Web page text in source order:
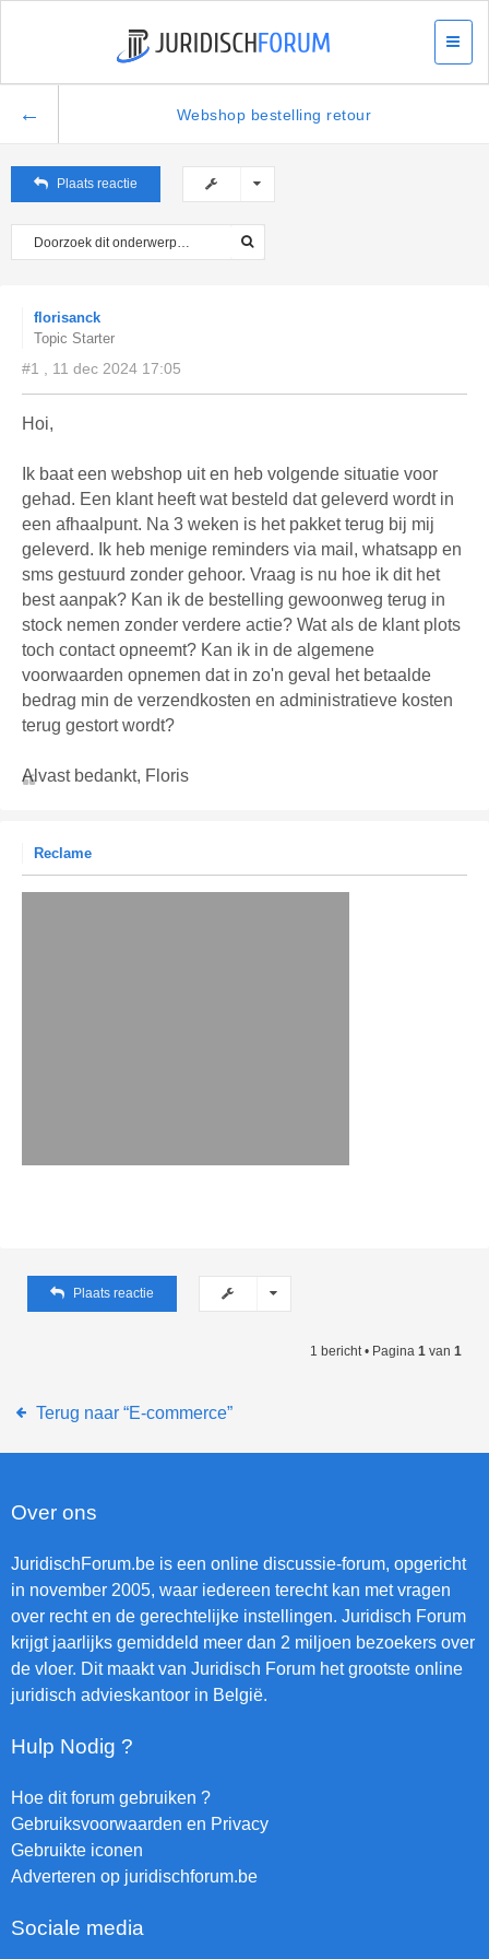
← Webshop bestelling retour
Plaats reactie
florisanck
Topic Starter
#1 , 11 dec 2024 17:05
Hoi,
Ik baat een webshop uit en heb volgende situatie voor
gehad. Een klant heeft wat besteld dat geleverd wordt in
een afhaalpunt. Na 3 weken is het pakket terug bij mij
geleverd. Ik heb menige reminders via mail, whatsapp en
sms gestuurd zonder gehoor. Vraag is nu hoe ik dit het
best aanpak? Kan ik de bestelling gewoonweg terug in
stock nemen zonder verdere actie? Wat als de klant plots
toch contact opneemt? Kan ik in de algemene
voorwaarden opnemen dat in zo'n geval het betaalde
bedrag min de verzendkosten en administratieve kosten
terug gestort wordt?
Alvast bedankt, Floris
Reclame
Plaats reactie
1 bericht • Pagina 1 van 1
Terug naar “E-commerce”
Over ons
JuridischForum.be is een online discussie-forum, opgericht
in november 2005, waar iedereen terecht kan met vragen
over recht en de gerechtelijke instellingen. Juridisch Forum
krijgt jaarlijks gemiddeld meer dan 2 miljoen bezoekers over
de vloer. Dit maakt van Juridisch Forum het grootste online
juridisch advieskantoor in België.
Hulp Nodig ?
Hoe dit forum gebruiken ?
Gebruiksvoorwaarden en Privacy
Gebruikte iconen
Adverteren op juridischforum.be
Sociale media